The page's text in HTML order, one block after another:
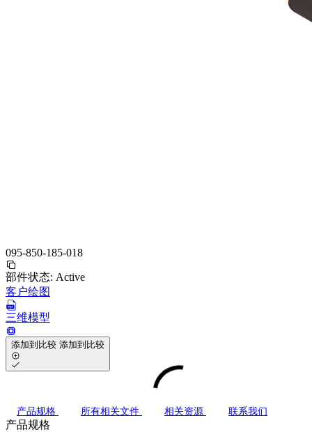
095-850-185-018
部件状态: Active
客户绘图
三维模型
添加到比较 添加到比较
产品规格 所有相关文件 相关资源 联系我们
产品规格